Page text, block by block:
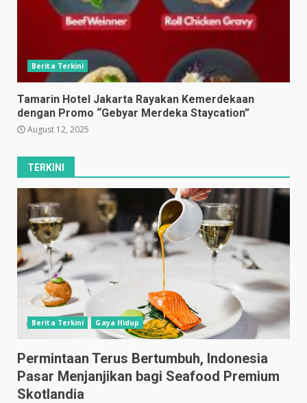
Berita Terkini
Tamarin Hotel Jakarta Rayakan Kemerdekaan
dengan Promo “Gebyar Merdeka Staycation”
August 12, 2025
TERKINI
Berita Terkini Gaya Hidup
Permintaan Terus Bertumbuh, Indonesia
Pasar Menjanjikan bagi Seafood Premium
Skotlandia